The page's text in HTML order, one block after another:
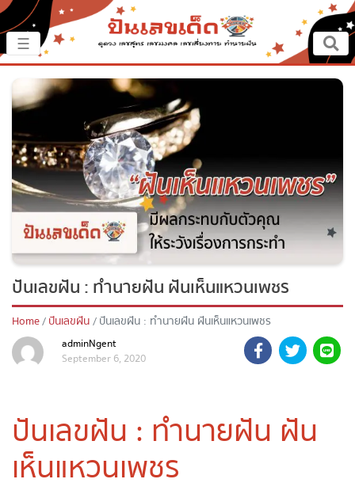
หน้าหลัก
ปันเรื่องเด็ด
ปันแนวทาง
ปันแหล่งเลข
ปันเลขฝัน
ตรวจเลข
หวยสด
ถ่ายทอดสดหวยออมสิน
ถ่ายทอดสดหวยธกส.
×
☰
ปันเลขฝัน : ทำนายฝัน ฝันเห็นแหวนเพชร
Home ปันเลขฝัน ปันเลขฝัน : ทำนายฝัน ฝันเห็นแหวนเพชร
adminNgent
September 6, 2020
ปันเลขฝัน : ทำนายฝัน ฝัน
เห็นแหวนเพชร